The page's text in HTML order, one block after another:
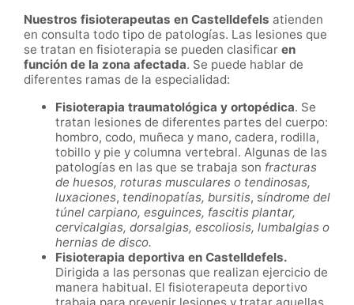
Nuestros fisioterapeutas en Castelldefels atienden
en consulta todo tipo de patologías. Las lesiones que
se tratan en fisioterapia se pueden clasificar en
función de la zona afectada. Se puede hablar de
diferentes ramas de la especialidad:
Fisioterapia traumatológica y ortopédica. Se
tratan lesiones de diferentes partes del cuerpo:
hombro, codo, muñeca y mano, cadera, rodilla,
tobillo y pie y columna vertebral. Algunas de las
patologías en las que se trabaja son fracturas
de huesos, roturas musculares o tendinosas,
luxaciones, tendinopatías, bursitis, síndrome del
túnel carpiano, esguinces, fascitis plantar,
cervicalgias, dorsalgias, escoliosis, lumbalgias o
hernias de disco.
Fisioterapia deportiva en Castelldefels.
Dirigida a las personas que realizan ejercicio de
manera habitual. El fisioterapeuta deportivo